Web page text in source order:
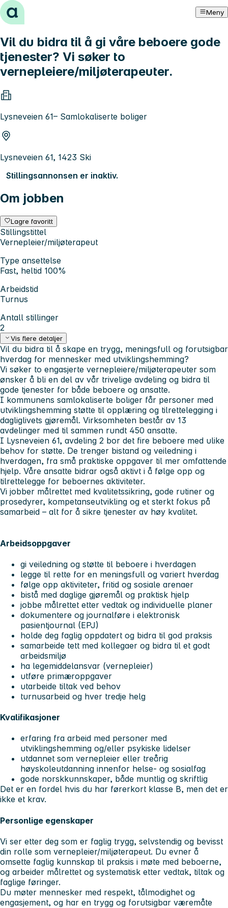
Hopp til innhold Meny
Vil du bidra til å gi våre beboere gode
tjenester? Vi søker to
vernepleiere/miljøterapeuter.
Lysneveien 61– Samlokaliserte boliger
Lysneveien 61, 1423 Ski
Stillingsannonsen er inaktiv.
Om jobben
Lagre favoritt
Stillingstittel
Vernepleier/miljøterapeut
Type ansettelse
Fast, heltid 100%
Arbeidstid
Turnus
Antall stillinger
2
Vis flere detaljer
Vil du bidra til å skape en trygg, meningsfull og forutsigbar
hverdag for mennesker med utviklingshemming?
Vi søker to engasjerte vernepleiere/miljøterapeuter som
ønsker å bli en del av vår trivelige avdeling og bidra til
gode tjenester for både beboere og ansatte.
I kommunens samlokaliserte boliger får personer med
utviklingshemming støtte til opplæring og tilrettelegging i
dagliglivets gjøremål. Virksomheten består av 13
avdelinger med til sammen rundt 450 ansatte.
I Lysneveien 61, avdeling 2 bor det fire beboere med ulike
behov for støtte. De trenger bistand og veiledning i
hverdagen, fra små praktiske oppgaver til mer omfattende
hjelp. Våre ansatte bidrar også aktivt i å følge opp og
tilrettelegge for beboernes aktiviteter.
Vi jobber målrettet med kvalitetssikring, gode rutiner og
prosedyrer, kompetanseutvikling og et sterkt fokus på
samarbeid – alt for å sikre tjenester av høy kvalitet.
Arbeidsoppgaver
gi veiledning og støtte til beboere i hverdagen
legge til rette for en meningsfull og variert hverdag
følge opp aktiviteter, fritid og sosiale arenaer
bistå med daglige gjøremål og praktisk hjelp
jobbe målrettet etter vedtak og individuelle planer
dokumentere og journalføre i elektronisk
pasientjournal (EPJ)
holde deg faglig oppdatert og bidra til god praksis
samarbeide tett med kollegaer og bidra til et godt
arbeidsmiljø
ha legemiddelansvar (vernepleier)
utføre primæroppgaver
utarbeide tiltak ved behov
turnusarbeid og hver tredje helg
Kvalifikasjoner
erfaring fra arbeid med personer med
utviklingshemming og/eller psykiske lidelser
utdannet som vernepleier eller treårig
høyskoleutdanning innenfor helse- og sosialfag
gode norskkunnskaper, både muntlig og skriftlig
Det er en fordel hvis du har førerkort klasse B, men det er
ikke et krav.
Personlige egenskaper
Vi ser etter deg som er faglig trygg, selvstendig og bevisst
din rolle som vernepleier/miljøterapeut. Du evner å
omsette faglig kunnskap til praksis i møte med beboerne,
og arbeider målrettet og systematisk etter vedtak, tiltak og
faglige føringer.
Du møter mennesker med respekt, tålmodighet og
engasjement, og har en trygg og forutsigbar væremåte